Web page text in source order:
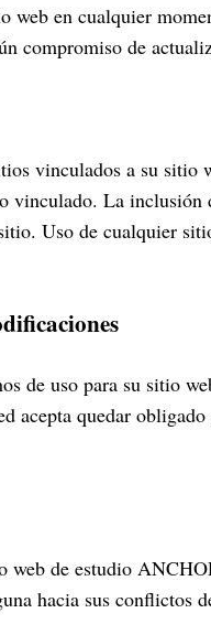
web en cualquier
compromiso de
vinculados a su sitio
vinculado. La inclusión
Uso de cualquier
de uso para su sitio
acepta quedar
de estudio
hacia sus conflictos